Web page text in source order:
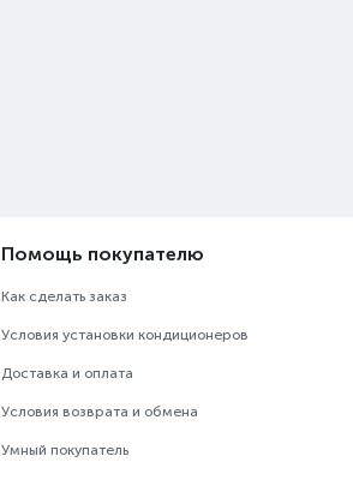
Помощь покупателю
Как сделать заказ
Условия установки кондиционеров
Доставка и оплата
Условия возврата и обмена
Умный покупатель